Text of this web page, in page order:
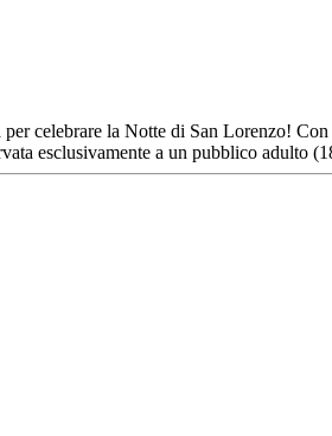
celebrare la Notte di San Lorenzo!
esclusivamente a un pubblico adulto